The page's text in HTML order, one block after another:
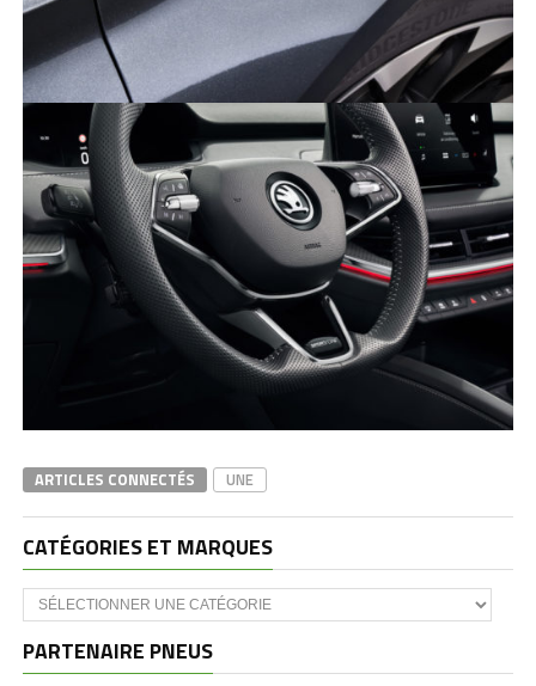
ARTICLES CONNECTÉS UNE
CATÉGORIES ET MARQUES
Catégories
et
PARTENAIRE PNEUS